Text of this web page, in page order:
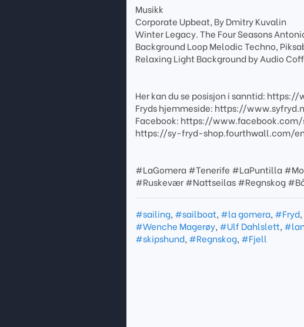
Musikk
Corporate Upbeat, By Dmitry Kuvalin
Winter Legacy. The Four Seasons
Background Loop Melodic Techno,
Relaxing Light Background by Audio
Her kan du se posisjon i sanntid:
Fryds hjemmeside: https://
Facebook: https://
https://sy-fryd-shop.fourthwall.com/
#LaGomera #Tenerife #LaPuntilla
#Ruskevær #Nattseilas #Regnskog
#sailing, #sailboat, #la gomera, #Fryd,
#Wenche Magerøy, #Ulf Dahlslett,
#skipshund, #Regnskog, #Fjell